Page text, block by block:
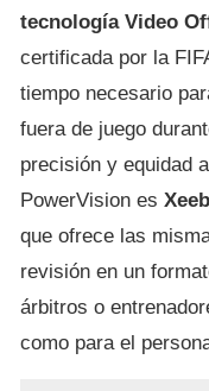
tecnología Video
certificada por la
tiempo necesario
fuera de juego
precisión y equidad
PowerVision es
que ofrece las
revisión en un
árbitros o
como para el